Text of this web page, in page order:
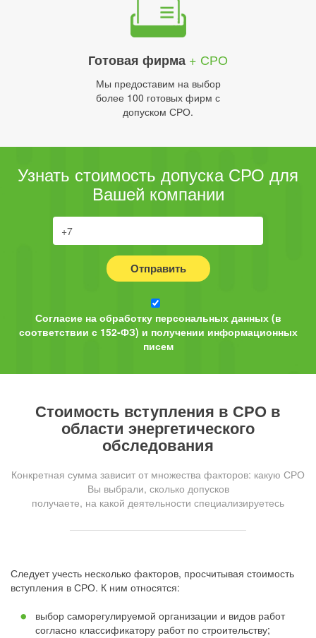
Готовая фирма + СРО
Мы предоставим на выбор
более 100 готовых фирм с
допуском СРО.
Узнать стоимость допуска СРО для
Вашей компании
Отправить
Согласие на обработку персональных данных (в
соответствии с 152-ФЗ) и получении информационных
писем
Стоимость вступления в СРО в
области энергетического
обследования
Конкретная сумма зависит от множества факторов: какую СРО
Вы выбрали, сколько допусков
получаете, на какой деятельности специализируетесь
Следует учесть несколько факторов, просчитывая стоимость
вступления в СРО. К ним относятся:
выбор саморегулируемой организации и видов работ
согласно классификатору работ по строительству;